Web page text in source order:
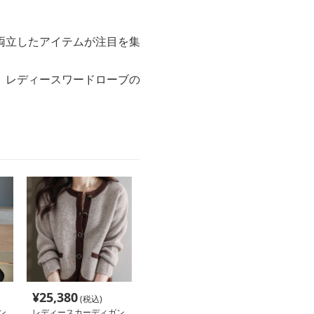
立したアイテムが注目を集
レディースワードローブの
¥25,380(税込)